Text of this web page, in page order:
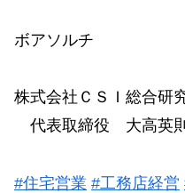
ボアソルチ
株式会社ＣＳＩ総合研
代表取締役 大高英則
#住宅営業 #工務店経営